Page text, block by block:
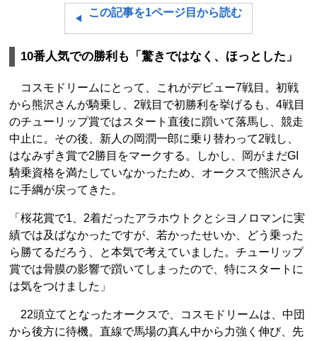
この記事を1ページ目から読む
10番人気での勝利も「驚きではなく、ほっとした」
コスモドリームにとって、これがデビュー7戦目。初戦
から熊沢さんが騎乗し、2戦目で初勝利を挙げるも、4戦目
のチューリップ賞ではスタート直後に躓いて落馬し、競走
中止に。その後、新人の岡潤一郎に乗り替わって2戦し、
はなみずき賞で2勝目をマークする。しかし、岡がまだGI
騎乗資格を満たしていなかったため、オークスで熊沢さん
に手綱が戻ってきた。
「桜花賞で1、2着だったアラホウトクとシヨノロマンに実
績では及ばなかったですが、若かったせいか、どう乗った
ら勝てるだろう、と本気で考えていました。チューリップ
賞では骨膜の影響で躓いてしまったので、特にスタートに
は気をつけました」
22頭立てとなったオークスで、コスモドリームは、中団
から後方に待機。直線で馬場の真ん中から力強く伸び、先